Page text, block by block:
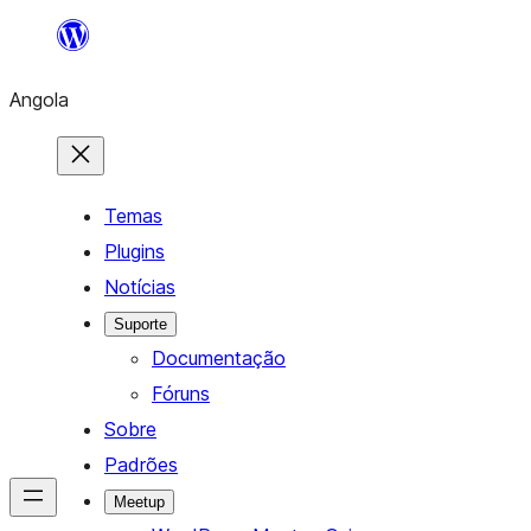
Saltar
o
conteúdo
Angola
Temas
Plugins
Notícias
Suporte
Documentação
Fóruns
Sobre
Padrões
Meetup